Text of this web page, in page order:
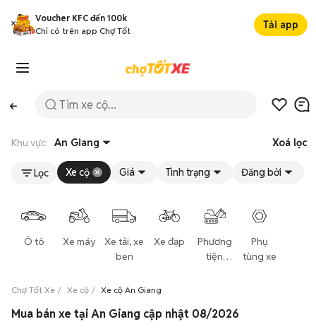
Voucher KFC đến 100k
Chỉ có trên app Chợ Tốt
Tải app
Khu vực: An Giang Xoá lọc
Lọc Xe cộ Giá Tình trạng Đăng bởi
Ô tô Xe máy
Xe tải, xe
ben
Xe đạp
Phương
tiện
Phụ
tùng xe
Chợ Tốt Xe Xe cộ Xe cộ An Giang
Mua bán xe tại An Giang cập nhật 08/2026